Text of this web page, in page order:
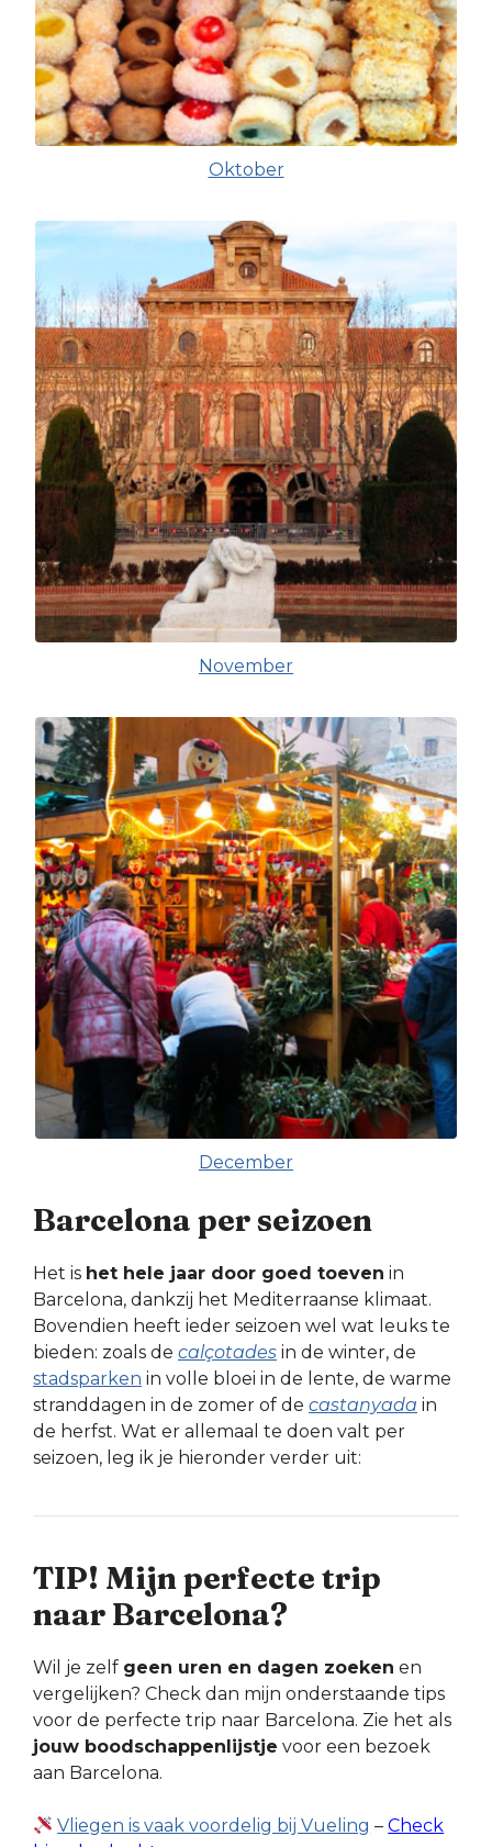
Oktober
November
December
Barcelona per seizoen
Het is het hele jaar door goed toeven in
Barcelona, dankzij het Mediterraanse klimaat.
Bovendien heeft ieder seizoen wel wat leuks te
bieden: zoals de calçotades in de winter, de
stadsparken in volle bloei in de lente, de warme
stranddagen in de zomer of de castanyada in
de herfst. Wat er allemaal te doen valt per
seizoen, leg ik je hieronder verder uit:
TIP! Mijn perfecte trip
naar Barcelona?
Wil je zelf geen uren en dagen zoeken en
vergelijken? Check dan mijn onderstaande tips
voor de perfecte trip naar Barcelona. Zie het als
jouw boodschappenlijstje voor een bezoek
aan Barcelona.
Vliegen is vaak voordelig bij Vueling –Check